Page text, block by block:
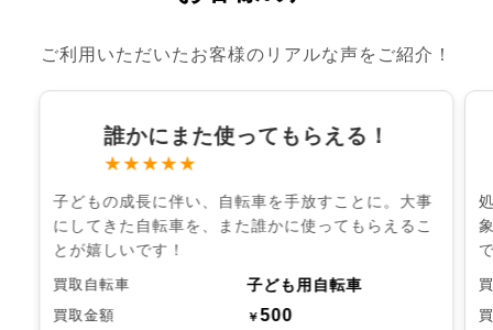
ご利用いただいたお客様のリアルな声をご紹介！
誰かにまた使ってもらえる！
★★★★★
子どもの成長に伴い、自転車を手放すことに。大事
にしてきた自転車を、また誰かに使ってもらえるこ
とが嬉しいです！
買取自転車 子ども用自転車
買取金額 ￥500